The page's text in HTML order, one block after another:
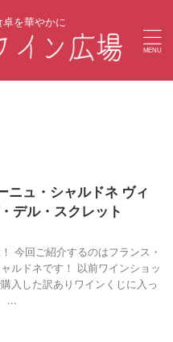
を華やかに
ニュ・シャルドネ ヴィ
デル・スクレット
今回ご紹介するのはフランス・
ルドネです！ 以前ワインショッ
入した訳ありワインくじに入っ
...